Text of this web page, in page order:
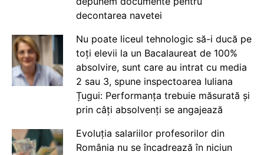
decontarea navetei
Nu poate liceul tehnologic să-i ducă pe
toți elevii la un Bacalaureat de 100%
absolvire, sunt care au intrat cu media
2 sau 3, spune inspectoarea Iuliana
Țugui: Performanța trebuie măsurată și
prin câți absolvenți se angajează
Evoluția salariilor profesorilor din
România nu se încadrează în niciun